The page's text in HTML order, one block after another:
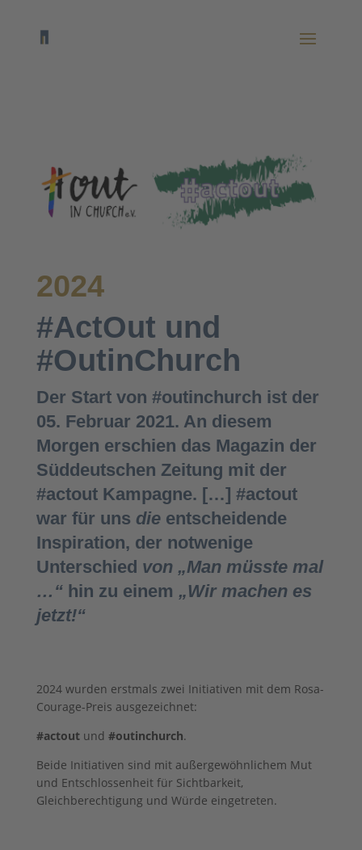
2024
#ActOut und
#OutinChurch
Der Start von #outinchurch ist der
05. Februar 2021. An diesem
Morgen erschien das Magazin der
Süddeutschen Zeitung mit der
#actout Kampagne. […] #actout
war für uns die entscheidende
Inspiration, der notwenige
Unterschied von „Man müsste mal
…“hin zu einem „Wir machen es
jetzt!“
2024 wurden erstmals zwei Initiativen mit dem Rosa-
Courage-Preis ausgezeichnet:
#actoutund #outinchurch.
Beide Initiativen sind mit außergewöhnlichem Mut
und Entschlossenheit für Sichtbarkeit,
Gleichberechtigung und Würde eingetreten.